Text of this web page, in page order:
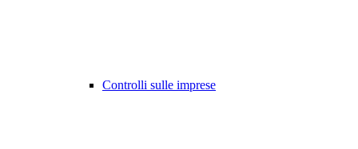
Controlli sulle imprese